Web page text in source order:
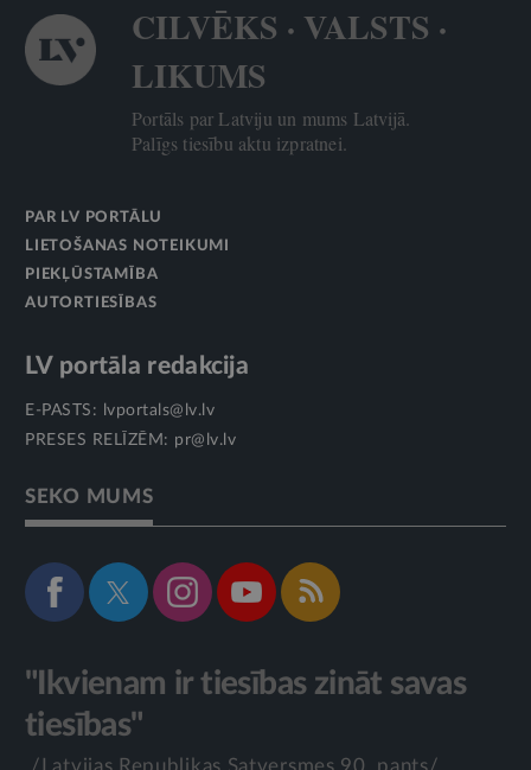
CILVĒKS · VALSTS ·
LIKUMS
Portāls par Latviju un mums Latvijā.
Palīgs tiesību aktu izpratnei.
PAR LV PORTĀLU
LIETOŠANAS NOTEIKUMI
PIEKĻŪSTAMĪBA
AUTORTIESĪBAS
LV portāla redakcija
E-PASTS:
lvportals@lv.lv
PRESES RELĪZĒM: pr@lv.lv
SEKO MUMS
"Ikvienam ir tiesības zināt savas
tiesības"
/Latvijas Republikas Satversmes 90. pants/